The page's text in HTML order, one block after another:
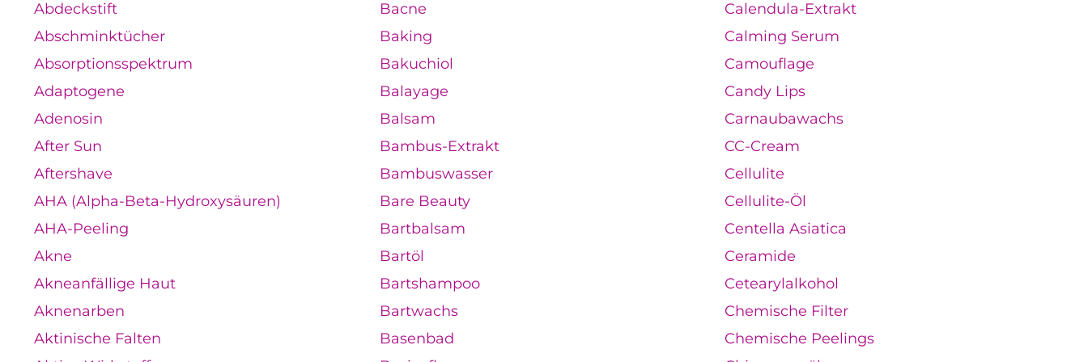
Abdeckstift
Abschminktücher
Absorptionsspektrum
Adaptogene
Adenosin
After Sun
Aftershave
AHA (Alpha-Beta-Hydroxysäuren)
AHA-Peeling
Akne
Akneanfällige Haut
Aknenarben
Aktinische Falten
Bacne
Baking
Bakuchiol
Balayage
Balsam
Bambus-Extrakt
Bambuswasser
Bare Beauty
Bartbalsam
Bartöl
Bartshampoo
Bartwachs
Basenbad
Calendula-Extrakt
Calming Serum
Camouflage
Candy Lips
Carnaubawachs
CC-Cream
Cellulite
Cellulite-Öl
Centella Asiatica
Ceramide
Cetearylalkohol
Chemische Filter
Chemische Peelings